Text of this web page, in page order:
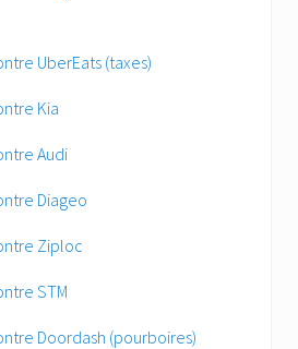
UberEats (taxes)
Kia
Audi
Diageo
Ziploc
STM
Doordash (pourboires)